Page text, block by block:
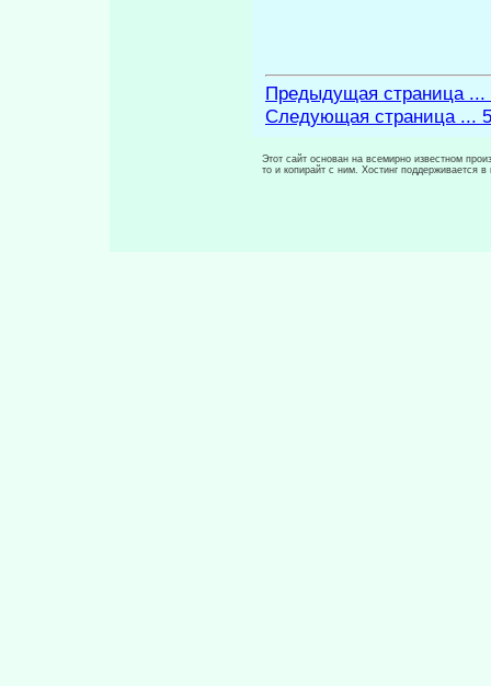
Предыдущая страница ...
Следующая страница ...
Этот сайт основан на всемирно известном
то и копирайт с ним. Хостинг поддерживается